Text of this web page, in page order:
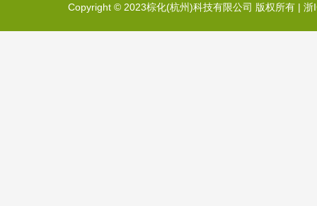
Copyright © 2023棕化(杭州)科技有限公司 版权所有 | 浙